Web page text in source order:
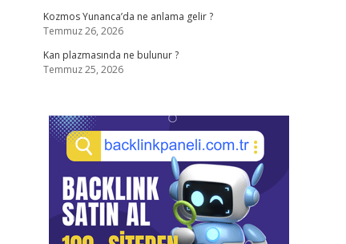
Kozmos Yunanca’da ne anlama gelir ?
Temmuz 26, 2026
Kan plazmasında ne bulunur ?
Temmuz 25, 2026